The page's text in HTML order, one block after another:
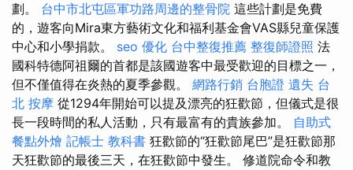
劃。 台中市北屯區軍功路周邊的整骨院 這些計劃是免費
的，遊客向Mira東方藝術文化和福利基金會VAS縣兒童保護
中心和小學捐款。 seo 優化 台中整復推薦 整復師證照 法
國科特德阿祖爾的首都是該國遊客中最受歡迎的目標之一，
但不僅值得在炎熱的夏季參觀。 網路行銷 台胞證 遺失 台
北 按摩 從1294年開始可以提及漂亮的狂歡節，但儀式是很
長一段時間的私人活動，只有最富有的貴族參加。 自助式
餐點外燴 記帳士 教科書 狂歡節的“狂歡節尾巴”是狂歡節那
天狂歡節的最後三天，在狂歡節中發生。 修道院命令和教